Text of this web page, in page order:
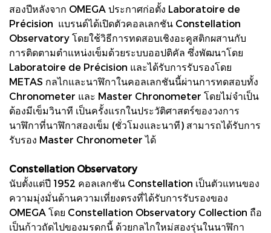
สองปีหลังจาก OMEGA ประกาศก่อตั้ง Laboratoire de
Précision แบรนด์ได้เปิดตัวคอลเลกชัน Constellation
Observatory โดยใช้วิธีการทดสอบเชิงอะคูสติกผสานกับ
การติดตามตำแหน่งเข็มด้วยระบบออปติคัล ซึ่งพัฒนาโดย
Laboratoire de Précision และได้รับการรับรองโดย
METAS กลไกและนาฬิกาในคอลเลกชันนี้ผ่านการทดสอบทั้ง
Chronometer และ Master Chronometer โดยไม่จำเป็น
ต้องมีเข็มวินาที เป็นครั้งแรกในประวัติศาสตร์ของวงการ
นาฬิกาที่นาฬิกาสองเข็ม (ชั่วโมงและนาที) สามารถได้รับการ
รับรอง Master Chronometer ได้
Constellation Observatory
นับตั้งแต่ปี 1952 คอลเลกชัน Constellation เป็นตัวแทนของ
ความมุ่งมั่นด้านความเที่ยงตรงที่ได้รับการรับรองของ
OMEGA โดย Constellation Observatory Collection ถือ
เป็นก้าวถัดไปของมรดกนี้ ด้วยกลไกใหม่สองรุ่นในนาฬิกา